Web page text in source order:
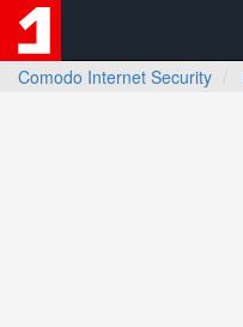
Comodo Internet Security